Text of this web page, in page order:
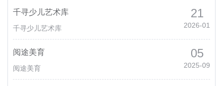
千寻少儿艺术库
千寻少儿艺术库
21
2026-01
阅途美育
阅途美育
05
2025-09